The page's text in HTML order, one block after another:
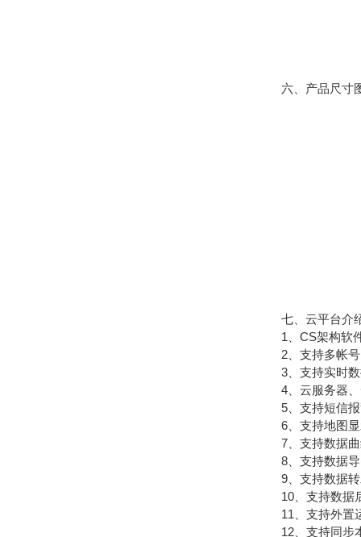
六、产品尺寸
七、云平台介
1、CS架构软件
2、支持多帐号
3、支持实时数
4、云服务器、
5、支持短信报
6、支持地图显
7、支持数据曲
8、支持数据导
9、支持数据转
10、支持数据
11、支持外置
12、支持同步